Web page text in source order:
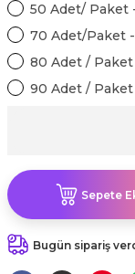
Süsleri
dişim
50 Adet/ Paket -
70 Adet/Paket -
80 Adet / Paket
90 Adet / Paket
Sepete
Bugün sipariş